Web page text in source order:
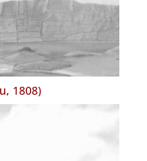
1808)